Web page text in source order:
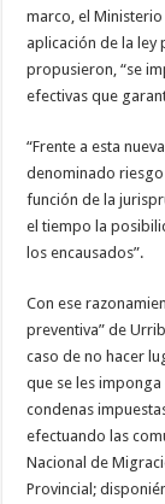
marco, el Ministerio
aplicación de la ley
propusieron, “se
efectivas que
“Frente a esta
denominado riesgo
función de la
el tiempo la
los encausados”.
Con ese
preventiva” de
caso de no hacer
que se les
condenas
efectuando las
Nacional de
Provincial;